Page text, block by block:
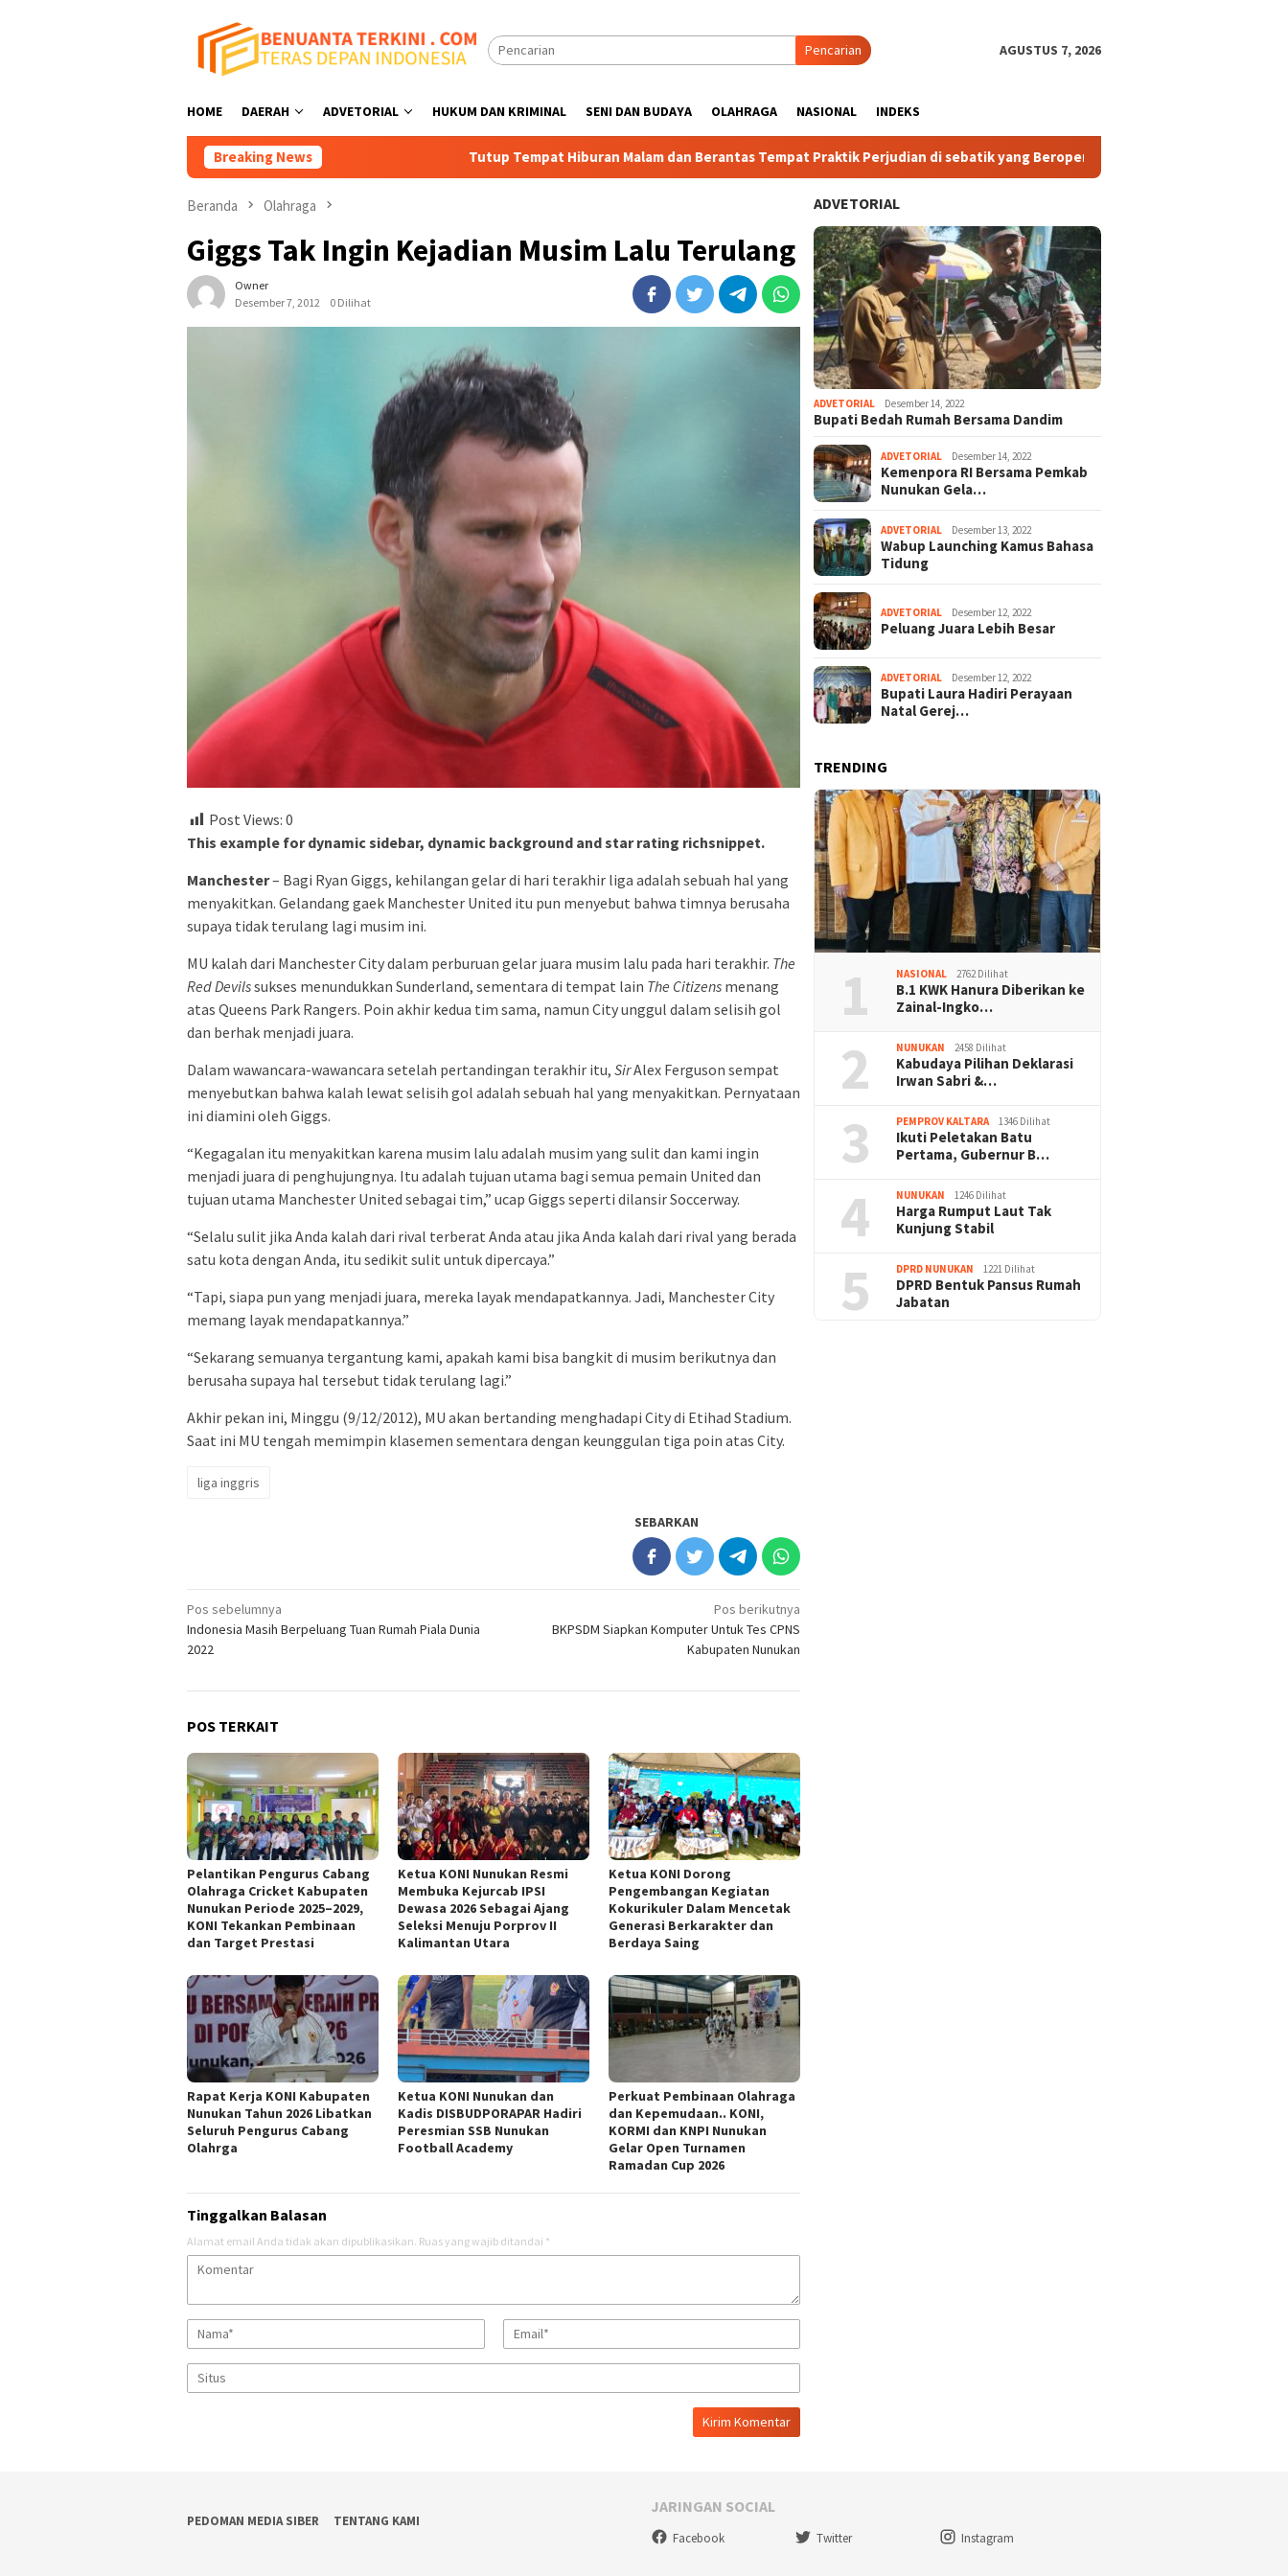
Pencarian AGUSTUS 7, 2026
HOME DAERAH ADVETORIAL HUKUM DAN KRIMINAL SENI DAN BUDAYA OLAHRAGA NASIONAL INDEKS
Breaking News Tutup Tempat Hiburan Malam dan Berantas Tempat Praktik Perjudian di sebatik yang Beroperasi di Luar Ketentuan
Beranda Olahraga
Giggs Tak Ingin Kejadian Musim Lalu Terulang
Owner
Desember 7, 2012
0 Dilihat
Post Views: 0
This example for dynamic sidebar, dynamic background and star rating richsnippet.
Manchester– Bagi Ryan Giggs, kehilangan gelar di hari terakhir liga adalah sebuah hal yang
menyakitkan. Gelandang gaek Manchester United itu pun menyebut bahwa timnya berusaha
supaya tidak terulang lagi musim ini.
MU kalah dari Manchester City dalam perburuan gelar juara musim lalu pada hari terakhir. The
Red Devilssukses menundukkan Sunderland, sementara di tempat lain The Citizens menang
atas Queens Park Rangers. Poin akhir kedua tim sama, namun City unggul dalam selisih gol
dan berhak menjadi juara.
Dalam wawancara-wawancara setelah pertandingan terakhir itu, SirAlex Ferguson sempat
menyebutkan bahwa kalah lewat selisih gol adalah sebuah hal yang menyakitkan. Pernyataan
ini diamini oleh Giggs.
“Kegagalan itu menyakitkan karena musim lalu adalah musim yang sulit dan kami ingin
menjadi juara di penghujungnya. Itu adalah tujuan utama bagi semua pemain United dan
tujuan utama Manchester United sebagai tim,” ucap Giggs seperti dilansir Soccerway.
“Selalu sulit jika Anda kalah dari rival terberat Anda atau jika Anda kalah dari rival yang berada
satu kota dengan Anda, itu sedikit sulit untuk dipercaya.”
“Tapi, siapa pun yang menjadi juara, mereka layak mendapatkannya. Jadi, Manchester City
memang layak mendapatkannya.”
“Sekarang semuanya tergantung kami, apakah kami bisa bangkit di musim berikutnya dan
berusaha supaya hal tersebut tidak terulang lagi.”
Akhir pekan ini, Minggu (9/12/2012), MU akan bertanding menghadapi City di Etihad Stadium.
Saat ini MU tengah memimpin klasemen sementara dengan keunggulan tiga poin atas City.
liga inggris
SEBARKAN
Navigasi
pos
Pos sebelumnya
Indonesia Masih Berpeluang Tuan Rumah Piala Dunia
2022
Pos berikutnya
BKPSDM Siapkan Komputer Untuk Tes CPNS
Kabupaten Nunukan
POS TERKAIT
Pelantikan Pengurus Cabang
Olahraga Cricket Kabupaten
Nunukan Periode 2025–2029,
KONI Tekankan Pembinaan
dan Target Prestasi
Ketua KONI Nunukan Resmi
Membuka Kejurcab IPSI
Dewasa 2026 Sebagai Ajang
Seleksi Menuju Porprov II
Kalimantan Utara
Ketua KONI Dorong
Pengembangan Kegiatan
Kokurikuler Dalam Mencetak
Generasi Berkarakter dan
Berdaya Saing
Rapat Kerja KONI Kabupaten
Nunukan Tahun 2026 Libatkan
Seluruh Pengurus Cabang
Olahrga
Ketua KONI Nunukan dan
Kadis DISBUDPORAPAR Hadiri
Peresmian SSB Nunukan
Football Academy
Perkuat Pembinaan Olahraga
dan Kepemudaan.. KONI,
KORMI dan KNPI Nunukan
Gelar Open Turnamen
Ramadan Cup 2026
Tinggalkan Balasan
Alamat email Anda tidak akan dipublikasikan. Ruas yang wajib ditandai *
ADVETORIAL
ADVETORIAL Desember 14, 2022
Bupati Bedah Rumah Bersama Dandim
ADVETORIAL Desember 14, 2022
Kemenpora RI Bersama Pemkab
Nunukan Gela…
ADVETORIAL Desember 13, 2022
Wabup Launching Kamus Bahasa
Tidung
ADVETORIAL Desember 12, 2022
Peluang Juara Lebih Besar
ADVETORIAL Desember 12, 2022
Bupati Laura Hadiri Perayaan
Natal Gerej…
TRENDING
1 NASIONAL 2762 Dilihat
B.1 KWK Hanura Diberikan ke
Zainal-Ingko…
2 NUNUKAN 2458 Dilihat
Kabudaya Pilihan Deklarasi
Irwan Sabri &…
3 PEMPROV KALTARA 1346 Dilihat
Ikuti Peletakan Batu
Pertama, Gubernur B…
4 NUNUKAN 1246 Dilihat
Harga Rumput Laut Tak
Kunjung Stabil
5 DPRD NUNUKAN 1221 Dilihat
DPRD Bentuk Pansus Rumah
Jabatan
PEDOMAN MEDIA SIBER TENTANG KAMI
JARINGAN SOCIAL
Facebook Twitter Instagram